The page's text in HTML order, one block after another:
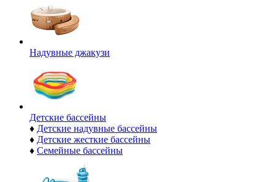
Надувные джакузи
Детские бассейны
♦ Детские надувные бассейны
♦ Детские жесткие бассейны
♦ Семейные бассейны